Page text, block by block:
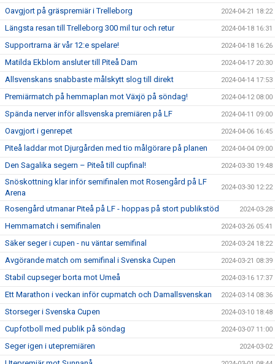
Oavgjort på gräspremiär i Trelleborg 2024-04-21 18:22
Längsta resan till Trelleborg 300 mil tur och retur 2024-04-18 16:31
Supportrarna är vår 12:e spelare! 2024-04-18 16:26
Matilda Ekblom ansluter till Piteå Dam 2024-04-17 20:30
Allsvenskans snabbaste målskytt slog till direkt 2024-04-14 17:53
Premiärmatch på hemmaplan mot Växjö på söndag! 2024-04-12 08:00
Spända nerver inför allsvenska premiären på LF 2024-04-11 09:00
Oavgjort i genrepet 2024-04-06 16:45
Piteå laddar mot Djurgården med tio målgörare på planen 2024-04-04 09:00
Den Sagalika segern – Piteå till cupfinal! 2024-03-30 19:48
Snöskottning klar inför semifinalen mot Rosengård på LF
Arena
2024-03-30 12:22
Rosengård utmanar Piteå på LF - hoppas på stort publikstöd 2024-03-28
Hemmamatch i semifinalen 2024-03-26 05:41
Säker seger i cupen - nu väntar semifinal 2024-03-24 18:22
Avgörande match om semifinal i Svenska Cupen 2024-03-21 08:39
Stabil cupseger borta mot Umeå 2024-03-16 17:37
Ett Marathon i veckan inför cupmatch och Damallsvenskan 2024-03-14 08:36
Storseger i Svenska Cupen 2024-03-10 18:48
Cupfotboll med publik på söndag 2024-03-07 11:00
Seger igen i utepremiären 2024-03-02